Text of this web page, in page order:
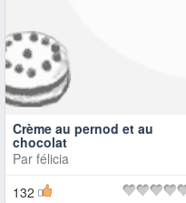
Crème au pernod et au
chocolat
Par félicia
132